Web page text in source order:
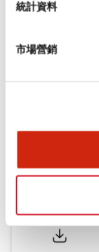
統計資料
市場營銷
安裝和安裝規範
Flush
2025/09/